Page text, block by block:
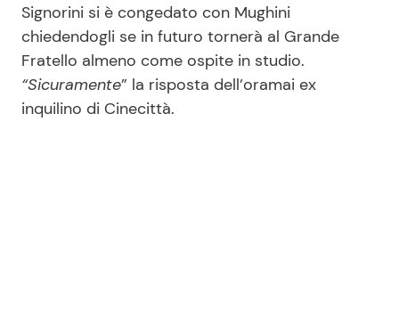
Signorini si è congedato con Mughini
chiedendogli se in futuro tornerà al Grande
Fratello almeno come ospite in studio.
“Sicuramente” la risposta dell’oramai ex
inquilino di Cinecittà.